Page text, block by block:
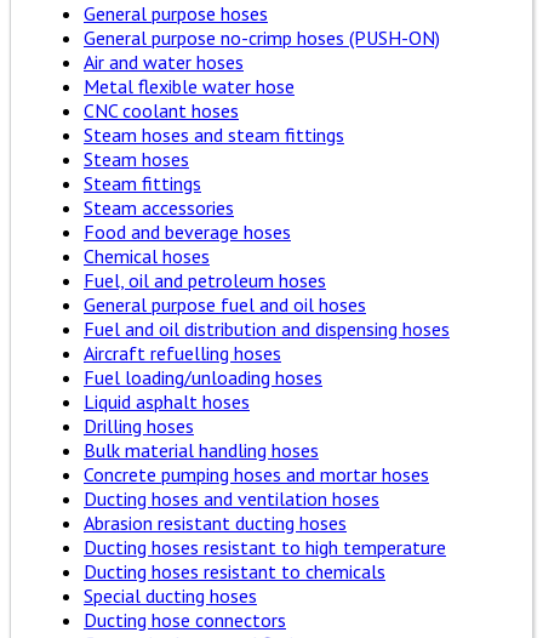
General purpose hoses
General purpose no-crimp hoses (PUSH-ON)
Air and water hoses
Metal flexible water hose
CNC coolant hoses
Steam hoses and steam fittings
Steam hoses
Steam fittings
Steam accessories
Food and beverage hoses
Chemical hoses
Fuel, oil and petroleum hoses
General purpose fuel and oil hoses
Fuel and oil distribution and dispensing hoses
Aircraft refuelling hoses
Fuel loading/unloading hoses
Liquid asphalt hoses
Drilling hoses
Bulk material handling hoses
Concrete pumping hoses and mortar hoses
Ducting hoses and ventilation hoses
Abrasion resistant ducting hoses
Ducting hoses resistant to high temperature
Ducting hoses resistant to chemicals
Special ducting hoses
Ducting hose connectors